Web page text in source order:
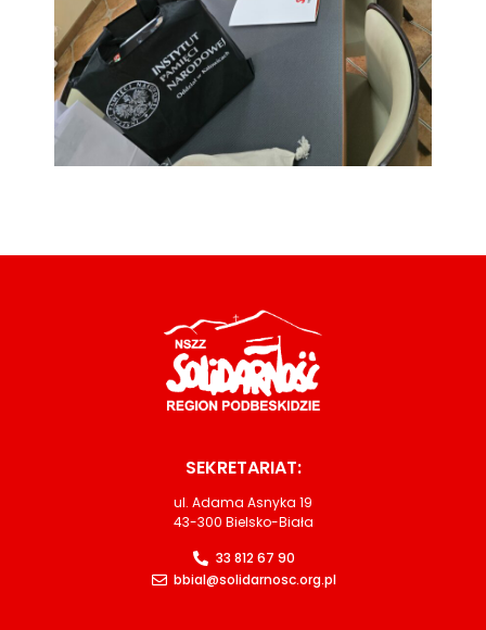
SEKRETARIAT:
ul. Adama Asnyka 19
43-300 Bielsko-Biała
33 812 67 90
bbial@solidarnosc.org.pl